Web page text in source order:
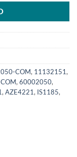
COM, 11132151,
, 60002050,
, AZE4221, IS1185,